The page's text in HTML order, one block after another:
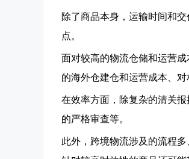
除了商品本身，运输时间和
点。
面对较高的物流仓储和运营
的海外仓建仓和运营成本、对
在效率方面，除复杂的清关
的严格审查等。
此外，跨境物流涉及的流程